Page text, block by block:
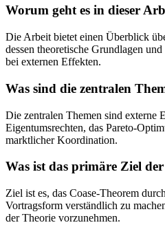
Worum geht es in dieser
Die Arbeit bietet einen Überblick
dessen theoretische Grundlagen
bei externen Effekten.
Was sind die zentralen
Die zentralen Themen sind externe
Eigentumsrechten, das Pareto-
marktlicher Koordination.
Was ist das primäre Ziel
Ziel ist es, das Coase-Theorem
Vortragsform verständlich zu
der Theorie vorzunehmen.